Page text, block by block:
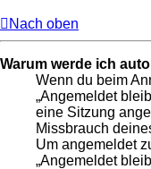
Nach oben
Warum werde ich
Wenn du beim
„Angemeldet
eine Sitzung
Missbrauch
Um angemeldet
„Angemeldet